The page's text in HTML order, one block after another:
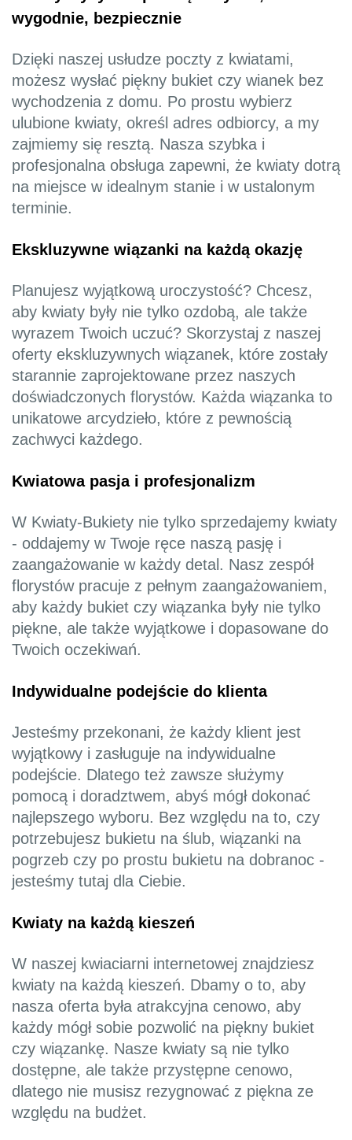
wygodnie, bezpiecznie
Dzięki naszej usłudze poczty z kwiatami,
możesz wysłać piękny bukiet czy wianek bez
wychodzenia z domu. Po prostu wybierz
ulubione kwiaty, określ adres odbiorcy, a my
zajmiemy się resztą. Nasza szybka i
profesjonalna obsługa zapewni, że kwiaty dotrą
na miejsce w idealnym stanie i w ustalonym
terminie.
Ekskluzywne wiązanki na każdą okazję
Planujesz wyjątkową uroczystość? Chcesz,
aby kwiaty były nie tylko ozdobą, ale także
wyrazem Twoich uczuć? Skorzystaj z naszej
oferty ekskluzywnych wiązanek, które zostały
starannie zaprojektowane przez naszych
doświadczonych florystów. Każda wiązanka to
unikatowe arcydzieło, które z pewnością
zachwyci każdego.
Kwiatowa pasja i profesjonalizm
W Kwiaty-Bukiety nie tylko sprzedajemy kwiaty
- oddajemy w Twoje ręce naszą pasję i
zaangażowanie w każdy detal. Nasz zespół
florystów pracuje z pełnym zaangażowaniem,
aby każdy bukiet czy wiązanka były nie tylko
piękne, ale także wyjątkowe i dopasowane do
Twoich oczekiwań.
Indywidualne podejście do klienta
Jesteśmy przekonani, że każdy klient jest
wyjątkowy i zasługuje na indywidualne
podejście. Dlatego też zawsze służymy
pomocą i doradztwem, abyś mógł dokonać
najlepszego wyboru. Bez względu na to, czy
potrzebujesz bukietu na ślub, wiązanki na
pogrzeb czy po prostu bukietu na dobranoc -
jesteśmy tutaj dla Ciebie.
Kwiaty na każdą kieszeń
W naszej kwiaciarni internetowej znajdziesz
kwiaty na każdą kieszeń. Dbamy o to, aby
nasza oferta była atrakcyjna cenowo, aby
każdy mógł sobie pozwolić na piękny bukiet
czy wiązankę. Nasze kwiaty są nie tylko
dostępne, ale także przystępne cenowo,
dlatego nie musisz rezygnować z piękna ze
względu na budżet.